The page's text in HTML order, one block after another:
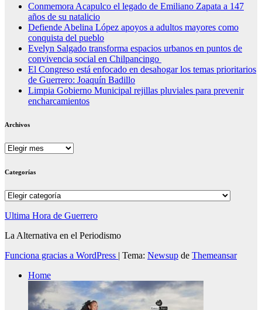
Conmemora Acapulco el legado de Emiliano Zapata a 147
años de su natalicio
Defiende Abelina López apoyos a adultos mayores como
conquista del pueblo
Evelyn Salgado transforma espacios urbanos en puntos de
convivencia social en Chilpancingo
El Congreso está enfocado en desahogar los temas prioritarios
de Guerrero: Joaquín Badillo
Limpia Gobierno Municipal rejillas pluviales para prevenir
encharcamientos
Archivos
Archivos
Categorías
Categorías
Ultima Hora de Guerrero
La Alternativa en el Periodismo
Funciona gracias a WordPress | Tema: Newsup de Themeansar
Home